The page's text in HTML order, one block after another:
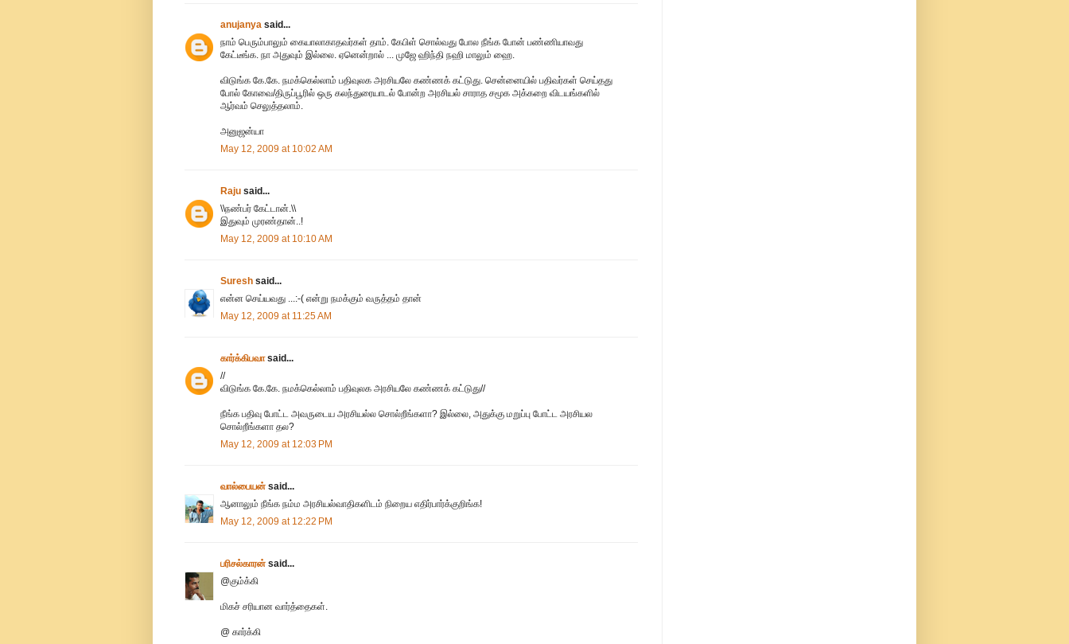
anujanya said...
நாம் பெரும்பாலும் கையாலாகாதவர்கள் தாம். கேபிள் சொல்வது போல நீங்க போன் பண்ணியாவது
கேட்டீங்க. நா அதுவும் இல்லை. ஏனென்றால் ... முஜே ஹிந்தி நஹி மாலும் ஹை.
விடுங்க கே.கே. நமக்கெல்லாம் பதிவுலக அரசியலே கண்ணக் கட்டுது. சென்னையில் பதிவர்கள் செய்தது
போல் கோவை/திருப்பூரில் ஒரு கலந்துரையாடல் போன்ற அரசியல் சாராத சமூக அக்கறை விடயங்களில்
ஆர்வம் செலுத்தலாம்.
அனுஜன்யா
May 12, 2009 at 10:02 AM
Raju said...
\\நண்பர் கேட்டான்.\\
இதுவும் முரண்தான்..!
May 12, 2009 at 10:10 AM
Suresh said...
என்ன செய்யவது ...:-( என்று நமக்கும் வருத்தம் தான்
May 12, 2009 at 11:25 AM
கார்க்கிபவாsaid...
//
விடுங்க கே.கே. நமக்கெல்லாம் பதிவுலக அரசியலே கண்ணக் கட்டுது//
நீங்க பதிவு போட்ட அவருடைய அரசியல்ல சொல்றீங்களா? இல்லை, அதுக்கு மறுப்பு போட்ட அரசியல
சொல்றீங்களா தல?
May 12, 2009 at 12:03 PM
வால்பையன் said...
ஆனாலும் நீங்க நம்ம அரசியல்வாதிகளிடம் நிறைய எதிர்பார்க்குறிங்க!
May 12, 2009 at 12:22 PM
பரிசல்காரன் said...
@கும்க்கி
மிகச் சரியான வார்த்தைகள்.
@ கார்க்கி